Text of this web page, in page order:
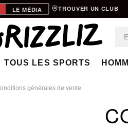
LE MÉDIA TROUVER UN CLUB
TOUS LES SPORTS
générales de vente